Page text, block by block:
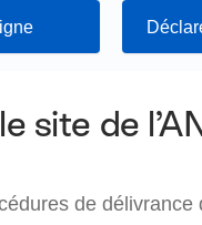
site de
de délivrance